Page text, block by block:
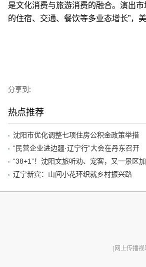
是文化消费与旅游消费的融合。演出
的住宿、交通、餐饮等多业态增长”，
分享到:
热点推荐
沈阳市优化调整七项住房公积金政策举措
“民营企业进边疆·辽宁行”大会在丹东召开
辽宁新宾：山间小花环织就乡村振兴路
[网上传播视